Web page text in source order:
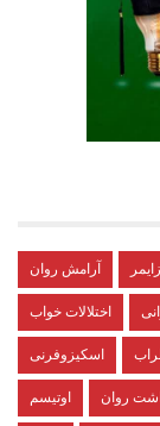
آرامش روان
اختلالات خواب
اسکیزوفرنی
اوتیسم روان